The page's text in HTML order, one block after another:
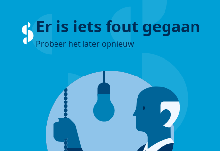
Er is iets fout gegaan
Probeer het later opnieuw